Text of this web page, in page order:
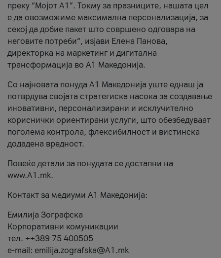
преку “Мојот А1”. Токму за празниците, нашата цел
е да овозможиме максимална персонализација, за
секој да добие пакет што совршено одговара на
неговите потреби“, изјави Елена Панова,
директорка на маркетинг и дигитална
трансформација во А1 Македонија.
Со најновата понуда А1 Македонија уште еднаш ја
потврдува својата стратегиска насока за создавање
иновативни, персонализирани и исклучително
кориснички ориентирани услуги, што обезбедуваат
поголема контрола, флексибилност и вистинска
додадена вредност.
Повеќе детали за понудата се достапни на
www.А1.mk.
Контакт за медиуми А1 Македонија:
Емилија Зографска
Корпоративни комуникации
тел. ++389 75 400505
e-mail: emilija.zografska@A1.mk